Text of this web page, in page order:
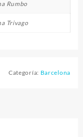
Rumbo
Trivago
Categoría: Barcelona